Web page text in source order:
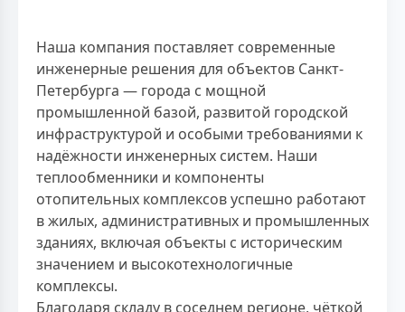
Наша компания поставляет современные
инженерные решения для объектов Санкт-
Петербурга — города с мощной
промышленной базой, развитой городской
инфраструктурой и особыми требованиями к
надёжности инженерных систем. Наши
теплообменники и компоненты
отопительных комплексов успешно работают
в жилых, административных и промышленных
зданиях, включая объекты с историческим
значением и высокотехнологичные
комплексы.
Благодаря складу в соседнем регионе, чёткой